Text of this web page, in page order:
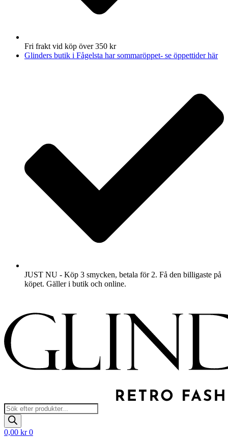
Fri frakt vid köp över 350 kr
Glinders butik i Fågelsta har sommaröppet- se öppettider här
JUST NU - Köp 3 smycken, betala för 2. Få den billigaste på
köpet. Gäller i butik och online.
Products
search
0,00 kr 0